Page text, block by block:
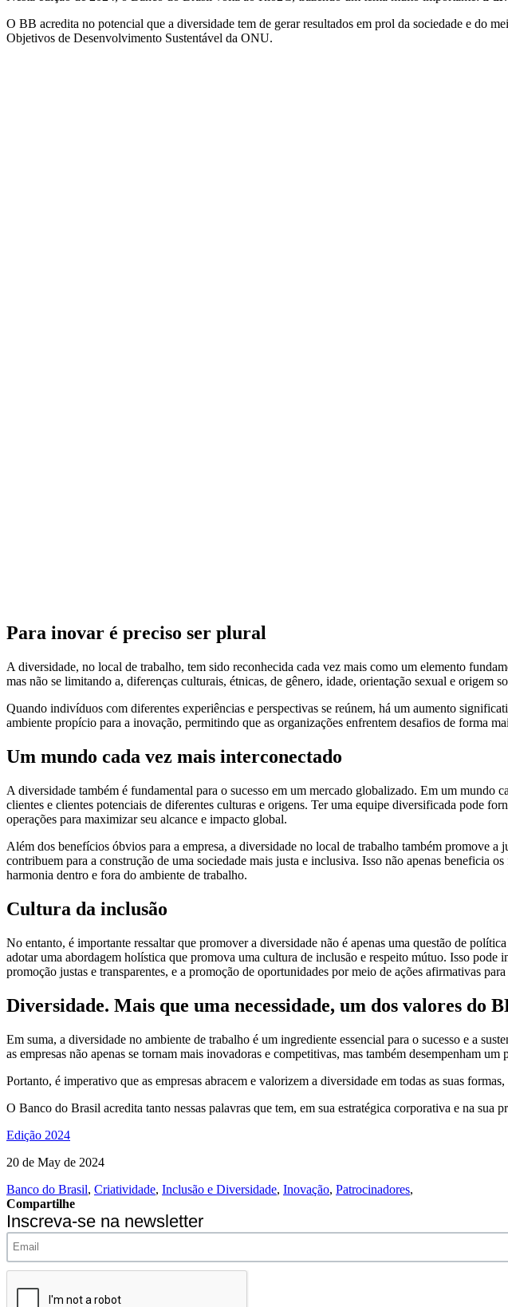
O BB acredita no potencial que a diversidade tem de gerar resultados em prol da sociedade e do
Objetivos de Desenvolvimento Sustentável da ONU.
Para inovar é preciso ser plural
A diversidade, no local de trabalho, tem sido reconhecida cada vez mais como um elemento
mas não se limitando a, diferenças culturais, étnicas, de gênero, idade, orientação sexual e
Quando indivíduos com diferentes experiências e perspectivas se reúnem, há um aumento
ambiente propício para a inovação, permitindo que as organizações enfrentem desafios de forma
Um mundo cada vez mais interconectado
A diversidade também é fundamental para o sucesso em um mercado globalizado. Em um mundo
clientes e clientes potenciais de diferentes culturas e origens. Ter uma equipe diversificada pode
operações para maximizar seu alcance e impacto global.
Além dos benefícios óbvios para a empresa, a diversidade no local de trabalho também promove
contribuem para a construção de uma sociedade mais justa e inclusiva. Isso não apenas beneficia
harmonia dentro e fora do ambiente de trabalho.
Cultura da inclusão
No entanto, é importante ressaltar que promover a diversidade não é apenas uma questão de
adotar uma abordagem holística que promova uma cultura de inclusão e respeito mútuo. Isso
promoção justas e transparentes, e a promoção de oportunidades por meio de ações afirmativas
Diversidade. Mais que uma necessidade, um dos valores do
Em suma, a diversidade no ambiente de trabalho é um ingrediente essencial para o sucesso e a
as empresas não apenas se tornam mais inovadoras e competitivas, mas também desempenham
Portanto, é imperativo que as empresas abracem e valorizem a diversidade em todas as suas
O Banco do Brasil acredita tanto nessas palavras que tem, em sua estratégica corporativa e na sua
Edição 2024
20 de May de 2024
Banco do Brasil, Criatividade, Inclusão e Diversidade, Inovação, Patrocinadores,
Compartilhe
Inscreva-se na newsletter